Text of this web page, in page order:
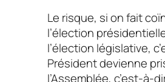
Le risque, si on fait
l’élection
l’élection législative,
Président devienne
l’Assemblée, c’est-à-